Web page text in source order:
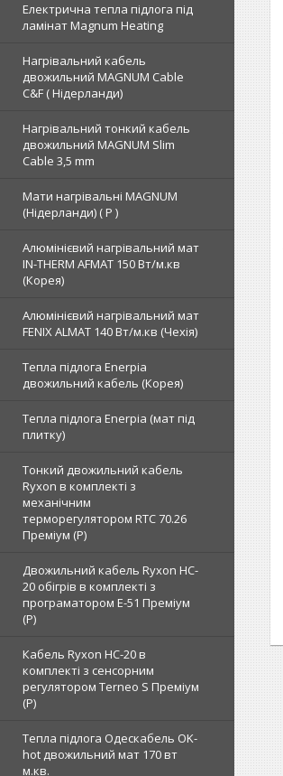
Електрична тепла підлога під
ламінат Magnum Heating
Нагрівальний кабель
двожильний MAGNUM Cable
C&F ( Нідерланди)
Нагрівальний тонкий кабель
двожильний MAGNUM Slim
Cable 3,5 mm
Мати нагрівальні MAGNUM
(Нідерланди) ( Р )
Алюмінієвий нагрівальний мат
IN-THERM AFMAT 150 Вт/м.кв
(Корея)
Алюмінієвий нагрівальний мат
FENIX ALMAT 140 Вт/м.кв (Чехія)
Тепла підлога Enerpia
двожильний кабель (Корея)
Тепла підлога Enerpia (мат під
плитку)
Тонкий двожильний кабель
Ryxon в комплекті з
механічним
терморегулятором RTC 70.26
Преміум (Р)
Двожильний кабель Ryxon HC-
20 обігрів в комплекті з
програматором E-51 Преміум
(Р)
Кабель Ryxon HC-20 в
комплекті з сенсорним
регулятором Terneo S Преміум
(Р)
Тепла підлога Одескабель OK-
hot двожильний мат 170 вт
м.кв.